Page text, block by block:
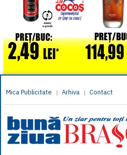
Mica Publicitate | Arhiva | Contact